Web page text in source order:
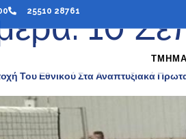
25510 28761 10
Του Εθνικού Στα Αναπτυξιακά